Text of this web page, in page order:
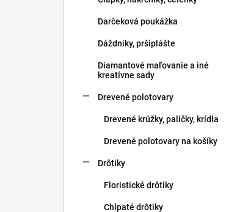
Darčeková poukážka
Dáždniky, pršiplášte
Diamantové maľovanie a iné
kreatívne sady
Drevené polotovary
Drevené krúžky, paličky, krídla
Drevené polotovary na košíky
Drôtiky
Floristické drôtiky
Chlpaté drôtiky